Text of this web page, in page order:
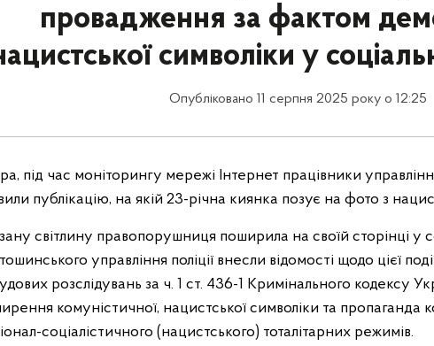
провадження за фактом
символіки у
Опубліковано 11 серпня 2025 року о 12:25
під час моніторингу мережі Інтернет працівники
публікацію, на якій 23-річна киянка позує на фото з
світлину правопорушниця поширила на своїй сторінці у
управління поліції внесли відомості щодо цієї
розслідувань за ч. 1 ст. 436-1 Кримінального кодексу
комуністичної, нацистської символіки та пропаганда
соціалістичного (нацистського) тоталітарних режимів.